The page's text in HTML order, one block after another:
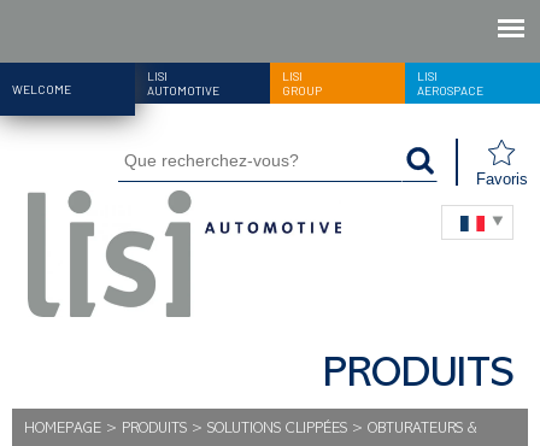
WELCOME
LISI
AUTOMOTIVE
LISI
GROUP
LISI
AEROSPACE
Favoris
PRODUITS
HOMEPAGE > PRODUITS > SOLUTIONS CLIPPÉES > OBTURATEURS &